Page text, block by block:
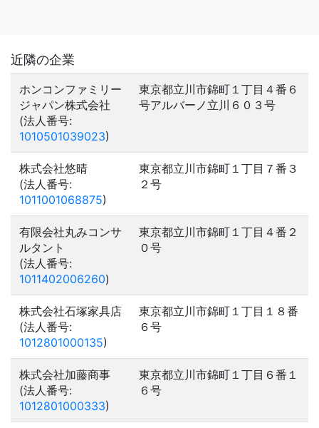
近隣の企業
ホンコンファミリー
ジャパン株式会社
(法人番号:
1010501039023)
東京都立川市錦町１丁目４番６
号アルバーノ立川６０３号
株式会社悠晴
(法人番号:
1011001068875)
東京都立川市錦町１丁目７番３
２号
有限会社丸みコンサ
ルタント
(法人番号:
1011402006260)
東京都立川市錦町１丁目４番２
０号
株式会社石塚家具店
(法人番号:
1012801000135)
東京都立川市錦町１丁目１８番
６号
株式会社加藤商事
(法人番号:
1012801000333)
東京都立川市錦町１丁目６番１
６号